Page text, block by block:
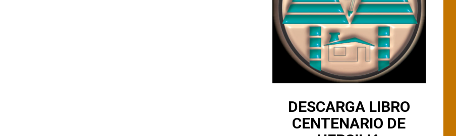
DESCARGA LIBRO
CENTENARIO DE